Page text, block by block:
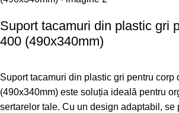
Suport tacamuri din plastic gri
400 (490x340mm)
Suport tacamuri din plastic gri pentru corp
(490x340mm) este soluția ideală pentru
sertarelor tale. Cu un design adaptabil, se